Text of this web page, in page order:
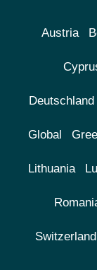
Austria
Deutschland
Global
Lithuania
Switzerland